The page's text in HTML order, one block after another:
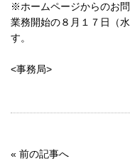
※ホームページからのお
業務開始の８月１７日（
す。
<事務局>
« 前の記事へ